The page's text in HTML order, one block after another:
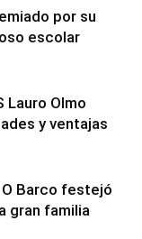
por su
escolar
Lauro Olmo
y ventajas
O Barco festejó
gran familia